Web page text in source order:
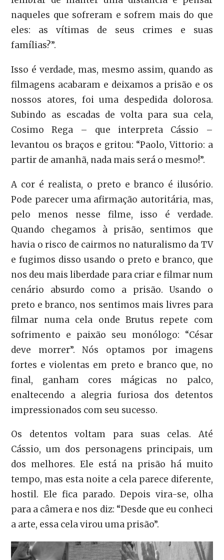
naqueles que sofreram e sofrem mais do que
eles: as vítimas de seus crimes e suas
famílias?”.
Isso é verdade, mas, mesmo assim, quando as
filmagens acabaram e deixamos a prisão e os
nossos atores, foi uma despedida dolorosa.
Subindo as escadas de volta para sua cela,
Cosimo Rega – que interpreta Cássio –
levantou os braços e gritou: “Paolo, Vittorio: a
partir de amanhã, nada mais será o mesmo!”.
A cor é realista, o preto e branco é ilusório.
Pode parecer uma afirmação autoritária, mas,
pelo menos nesse filme, isso é verdade.
Quando chegamos à prisão, sentimos que
havia o risco de cairmos no naturalismo da TV
e fugimos disso usando o preto e branco, que
nos deu mais liberdade para criar e filmar num
cenário absurdo como a prisão. Usando o
preto e branco, nos sentimos mais livres para
filmar numa cela onde Brutus repete com
sofrimento e paixão seu monólogo: “César
deve morrer”. Nós optamos por imagens
fortes e violentas em preto e branco que, no
final, ganham cores mágicas no palco,
enaltecendo a alegria furiosa dos detentos
impressionados com seu sucesso.
Os detentos voltam para suas celas. Até
Cássio, um dos personagens principais, um
dos melhores. Ele está na prisão há muito
tempo, mas esta noite a cela parece diferente,
hostil. Ele fica parado. Depois vira-se, olha
para a câmera e nos diz: “Desde que eu conheci
a arte, essa cela virou uma prisão”.